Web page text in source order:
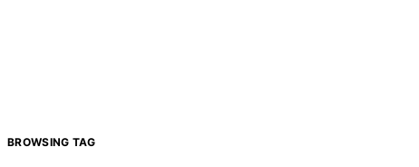
BROWSING TAG